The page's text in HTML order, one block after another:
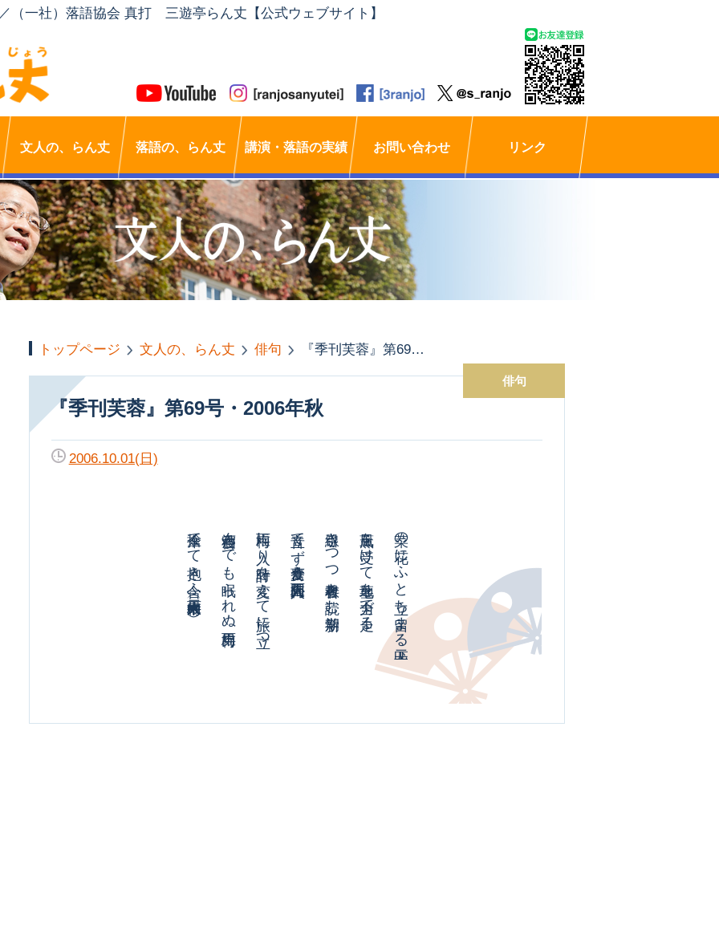
（一社）落語協会 真打 三遊亭らん丈【公式ウェブサイト】
文人の、らん丈 落語の、らん丈 講演・落語の実績 お問い合わせ リンク
トップページ 文人の、らん丈 俳句 『季刊芙蓉』第69号・2006年秋
『季刊芙蓉』第69号・2006年秋
俳句
2006.10.01(日)
菜の花にふと立ち留まる犬二匹
薫風を受けて墓地を全力で走る
線引きつつ教科者を読む新学期
音立てず蕎麦食う外国人梅雨入
梅雨に入り時計を変えて旅に立つ
寝酒呑んでも眠られぬ男梅雨
傘捨てて抱き合ふ二人梅雨最中（★）